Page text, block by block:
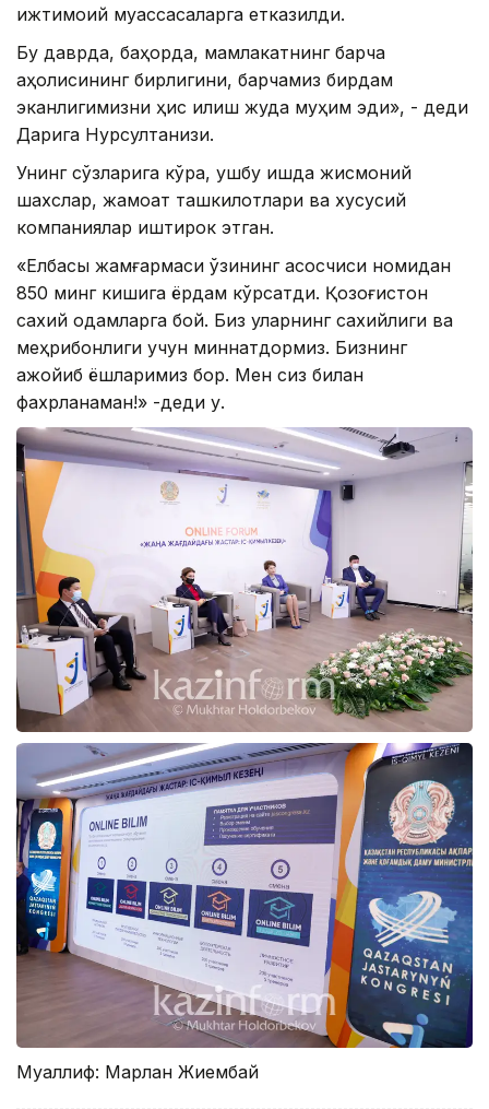
ижтимоий муассасаларга етказилди.
Бу даврда, баҳорда, мамлакатнинг барча
аҳолисининг бирлигини, барчамиз бирдам
эканлигимизни ҳис қилиш жуда муҳим эди», - деди
Дарига Нурсултанқизи.
Унинг сўзларига кўра, ушбу ишда жисмоний
шахслар, жамоат ташкилотлари ва хусусий
компаниялар иштирок этган.
«Елбасы жамғармаси ўзининг асосчиси номидан
850 минг кишига ёрдам кўрсатди. Қозоғистон
сахий одамларга бой. Биз уларнинг сахийлиги ва
меҳрибонлиги учун миннатдормиз. Бизнинг
ажойиб ёшларимиз бор. Мен сиз билан
фахрланаман!» -деди у.
Муаллиф: Марлан Жиембай